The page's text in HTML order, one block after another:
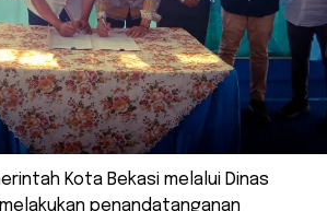
Kota Bekasi melalui Dinas
penandatanganan